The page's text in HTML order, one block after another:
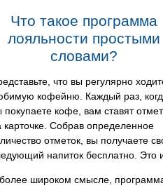
Что такое программа
лояльности простыми
словами?
что вы регулярно
кофейню. Каждый раз,
покупаете кофе, вам ставят
карточке. Собрав определенное
отметок, вы получаете
напиток бесплатно.
широком смысле,